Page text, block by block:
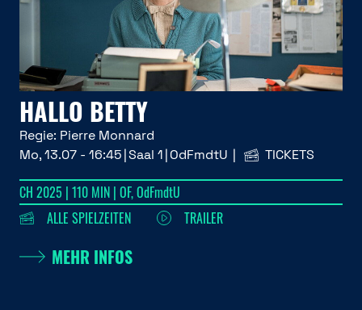
HALLO BETTY
Regie: Pierre Monnard
Mo, 13.07 - 16:45 Saal 1 OdFmdtU TICKETS
CH 2025 | 110 MIN | OF, OdFmdtU
ALLE SPIELZEITEN
TRAILER
MEHR INFOS